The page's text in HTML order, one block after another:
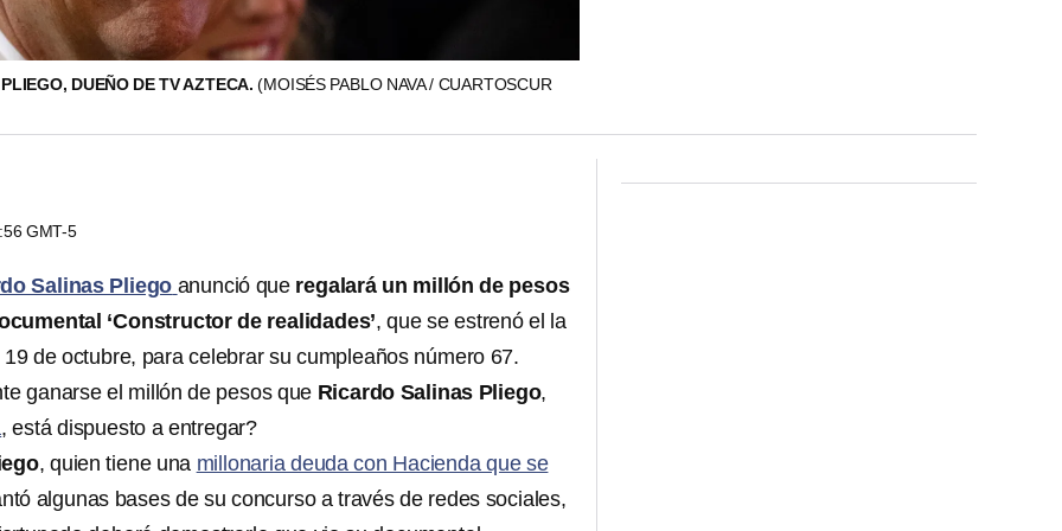
DUEÑO DE TV AZTECA.(MOISÉS PABLO NAVA / CUARTOSCUR
GMT-5
Salinas Pliego anunció que regalará un millón de pesos
‘Constructor de realidades’, que se estrenó el la
de octubre, para celebrar su cumpleaños número 67.
ganarse el millón de pesos que Ricardo Salinas Pliego,
, está dispuesto a entregar?
, quien tiene una millonaria deuda con Hacienda que se
algunas bases de su concurso a través de redes sociales,